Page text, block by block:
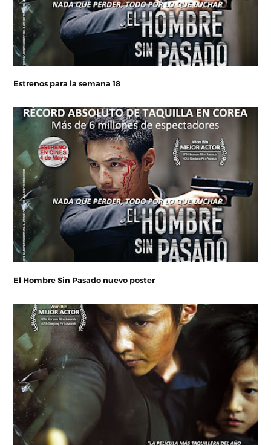
Estrenos para la semana 18
El Hombre Sin Pasado nuevo poster